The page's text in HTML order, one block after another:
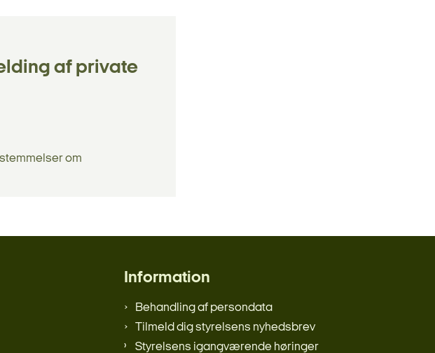
af private
om
Information
Behandling af persondata
Tilmeld dig styrelsens nyhedsbrev
Styrelsens igangværende høringer